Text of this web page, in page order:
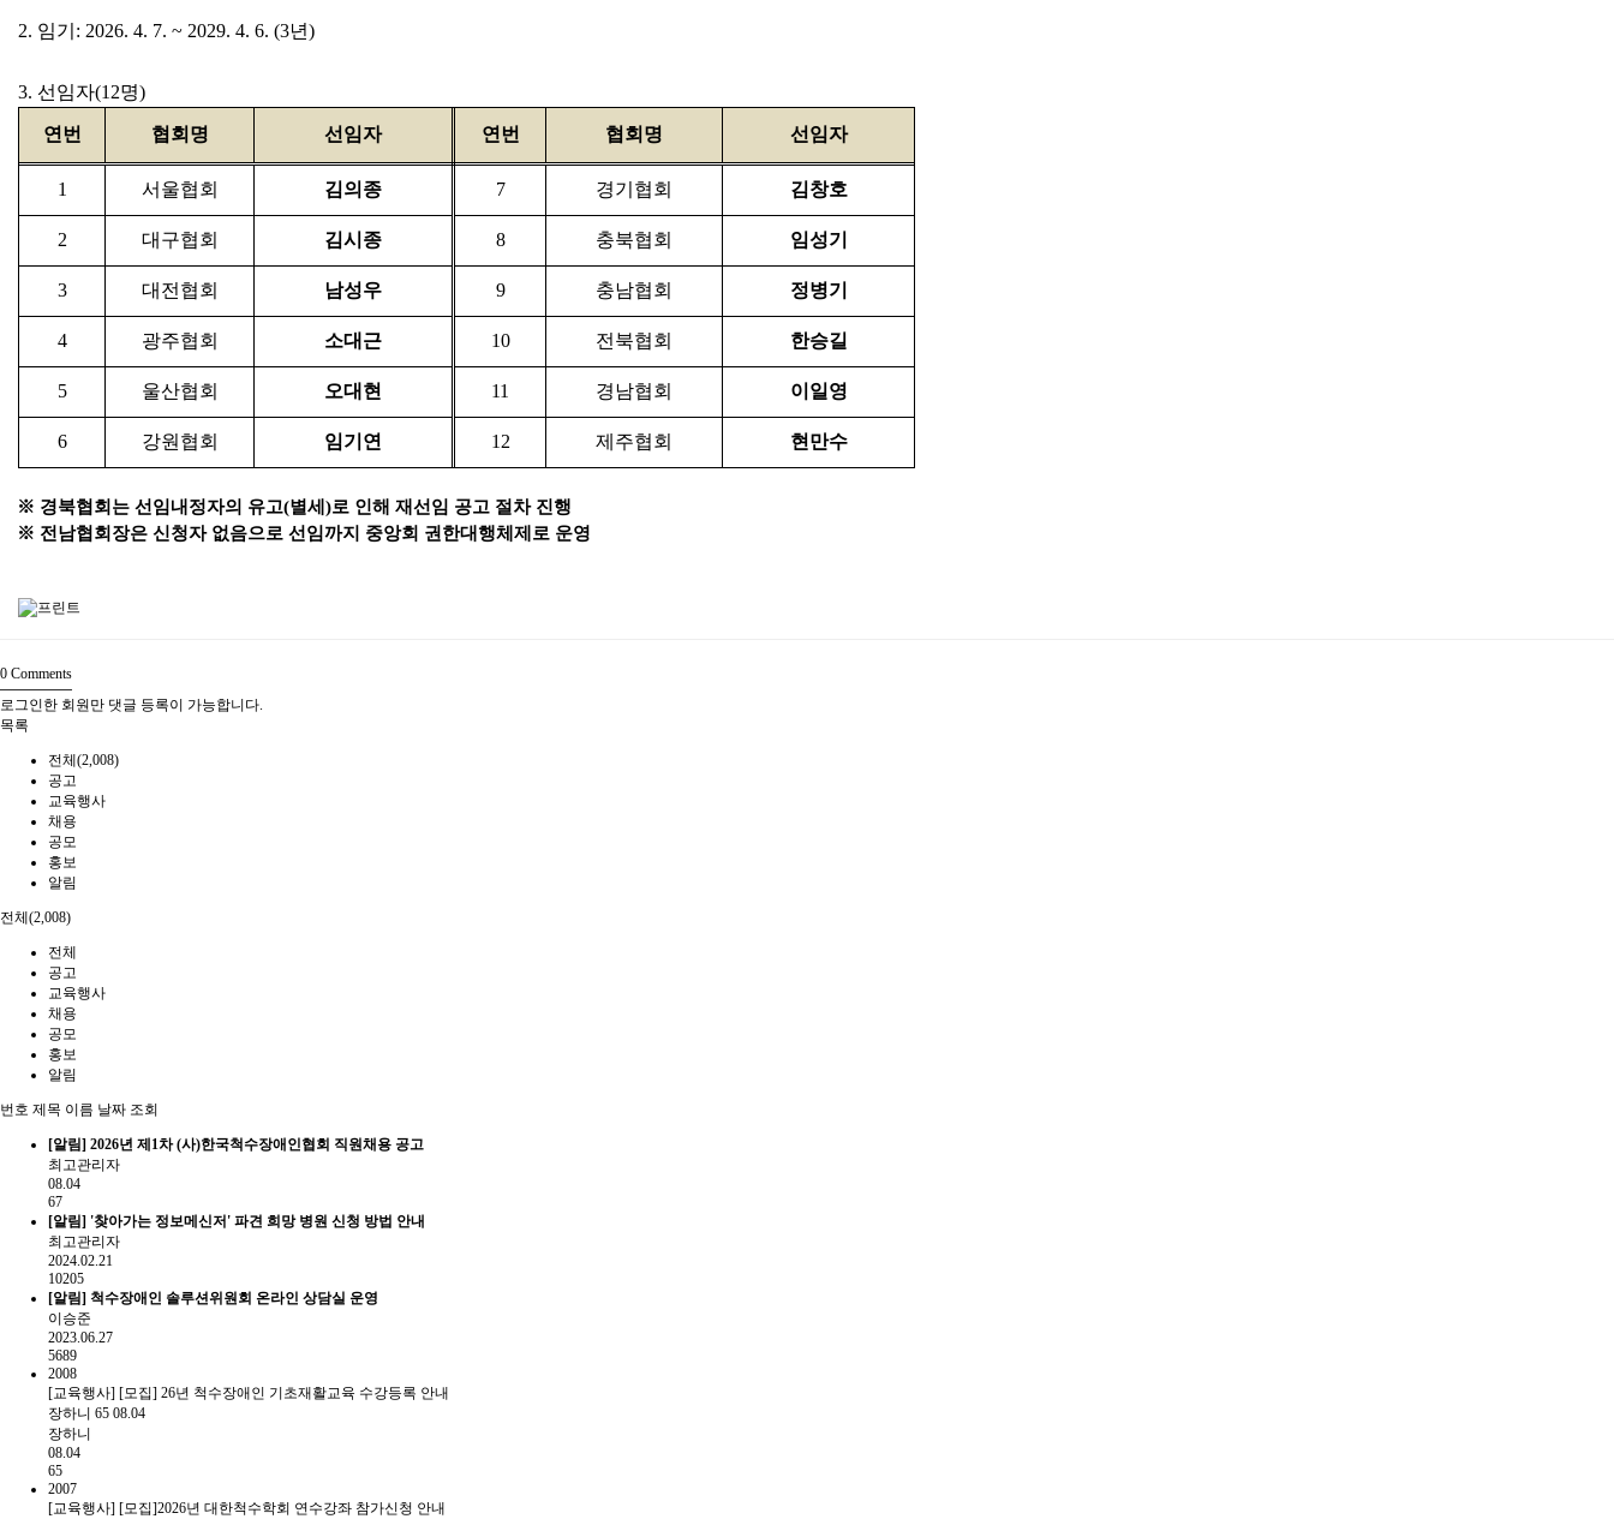
2. 임기 : 2026. 4. 7. ~ 2029. 4. 6. (3년)
3. 선임자(12명)
연번 협회명 선임자 연번 협회명 선임자
1 서울협회 김의종 7 경기협회 김창호
2 대구협회 김시종 8 충북협회 임성기
3 대전협회 남성우 9 충남협회 정병기
4 광주협회 소대근 10 전북협회 한승길
5 울산협회 오대현 11 경남협회 이일영
6 강원협회 임기연 12 제주협회 현만수
※ 경북협회는 선임내정자의 유고(별세 )로 인해 재선임 공고 절차 진행
※ 전남협회장은 신청자 없음으로 선임까지 중앙회 권한대행체제로 운영
0 Comments
로그인한 회원만 댓글 등록이 가능합니다.
목록
전체(2,008)
공고
교육행사
채용
공모
홍보
알림
전체(2,008)
전체
공고
교육행사
채용
공모
홍보
알림
번호 제목 이름 날짜 조회
[알림] 2026년 제1차 (사)한국척수장애인협회 직원채용 공고
최고관리자
08.04
67
[알림] '찾아가는 정보메신저' 파견 희망 병원 신청 방법 안내
최고관리자
2024.02.21
10205
[알림] 척수장애인 솔루션위원회 온라인 상담실 운영
이승준
2023.06.27
5689
2008
[교육행사] [모집] 26년 척수장애인 기초재활교육 수강등록 안내
장하니 65 08.04
장하니
08.04
65
2007
[교육행사] [모집]2026년 대한척수학회 연수강좌 참가신청 안내